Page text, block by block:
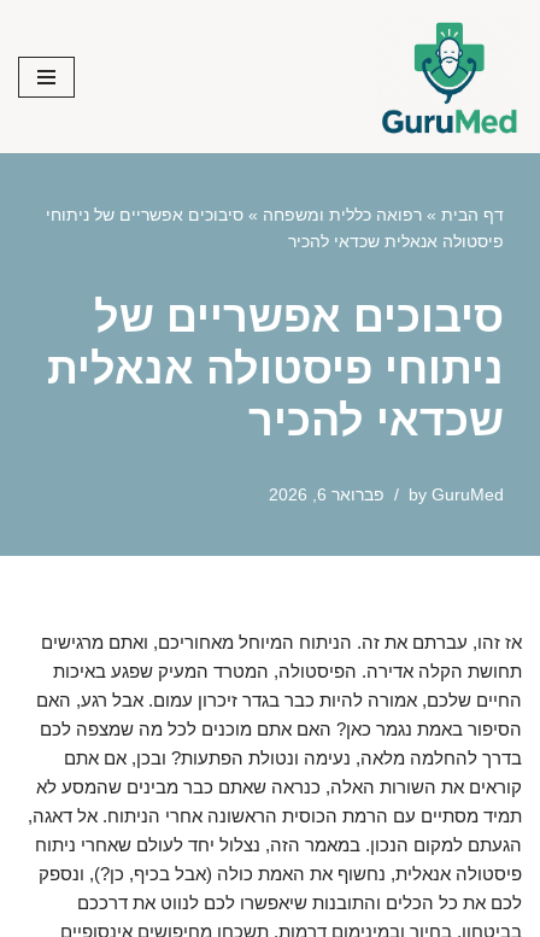
content
דף הבית » רפואה כללית ומשפחה » סיבוכים אפשריים של ניתוחי
פיסטולה אנאלית שכדאי להכיר
סיבוכים אפשריים של
ניתוחי פיסטולה אנאלית
שכדאי להכיר
by GuruMed פברואר 6, 2026
אז זהו, עברתם את זה. הניתוח המיוחל מאחוריכם, ואתם מרגישים
תחושת הקלה אדירה. הפיסטולה, המטרד המעיק שפגע באיכות
החיים שלכם, אמורה להיות כבר בגדר זיכרון עמום. אבל רגע, האם
הסיפור באמת נגמר כאן? האם אתם מוכנים לכל מה שמצפה לכם
בדרך להחלמה מלאה, נעימה ונטולת הפתעות? ובכן, אם אתם
קוראים את השורות האלה, כנראה שאתם כבר מבינים שהמסע לא
תמיד מסתיים עם הרמת הכוסית הראשונה אחרי הניתוח. אל דאגה,
הגעתם למקום הנכון. במאמר הזה, נצלול יחד לעולם שאחרי ניתוח
פיסטולה אנאלית, נחשוף את האמת כולה (אבל בכיף, כן?), ונספק
לכם את כל הכלים והתובנות שיאפשרו לכם לנווט את דרככם
בביטחון, בחיוך ובמינימום דרמות. תשכחו מחיפושים אינסופיים